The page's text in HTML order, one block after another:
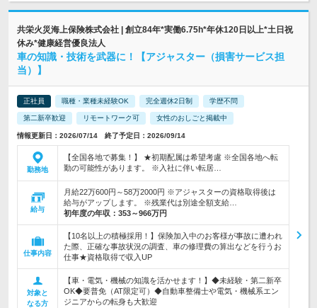
共栄火災海上保険株式会社 | 創立84年*実働6.75h*年休120日以上*土日祝
休み*健康経営優良法人
車の知識・技術を武器に！【アジャスター（損害サービス担
当）】
正社員 職種・業種未経験OK 完全週休2日制 学歴不問
第二新卒歓迎 リモートワーク可 女性のおしごと掲載中
情報更新日：2026/07/14 終了予定日：2026/09/14
勤務地
【全国各地で募集！】 ★初期配属は希望考慮 ※全国各地へ転
勤の可能性があります。 ※入社に伴い転居…
給与
月給22万600円～58万2000円 ※アジャスターの資格取得後は
給与がアップします。 ※残業代は別途全額支給…
初年度の年収： 353～966万円
仕事内容
【10名以上の積極採用！】保険加入中のお客様が事故に遭われ
た際、正確な事故状況の調査、車の修理費の算出などを行うお
仕事★資格取得で収入UP
対象と
なる方
【車・電気・機械の知識を活かせます！】◆未経験・第二新卒
OK◆要普免（AT限定可）◆自動車整備士や電気・機械系エン
ジニアからの転身も大歓迎